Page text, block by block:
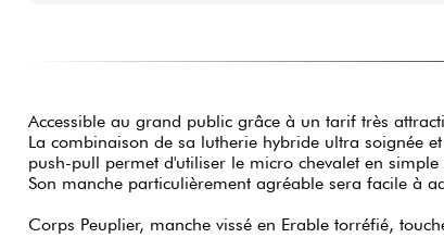
Accessible au grand public grâce à un tarif très
La combinaison de sa lutherie hybride ultra soignée
push-pull permet d'utiliser le micro chevalet en
Son manche particulièrement agréable sera facile à
Corps Peuplier, manche vissé en Erable torréfié,